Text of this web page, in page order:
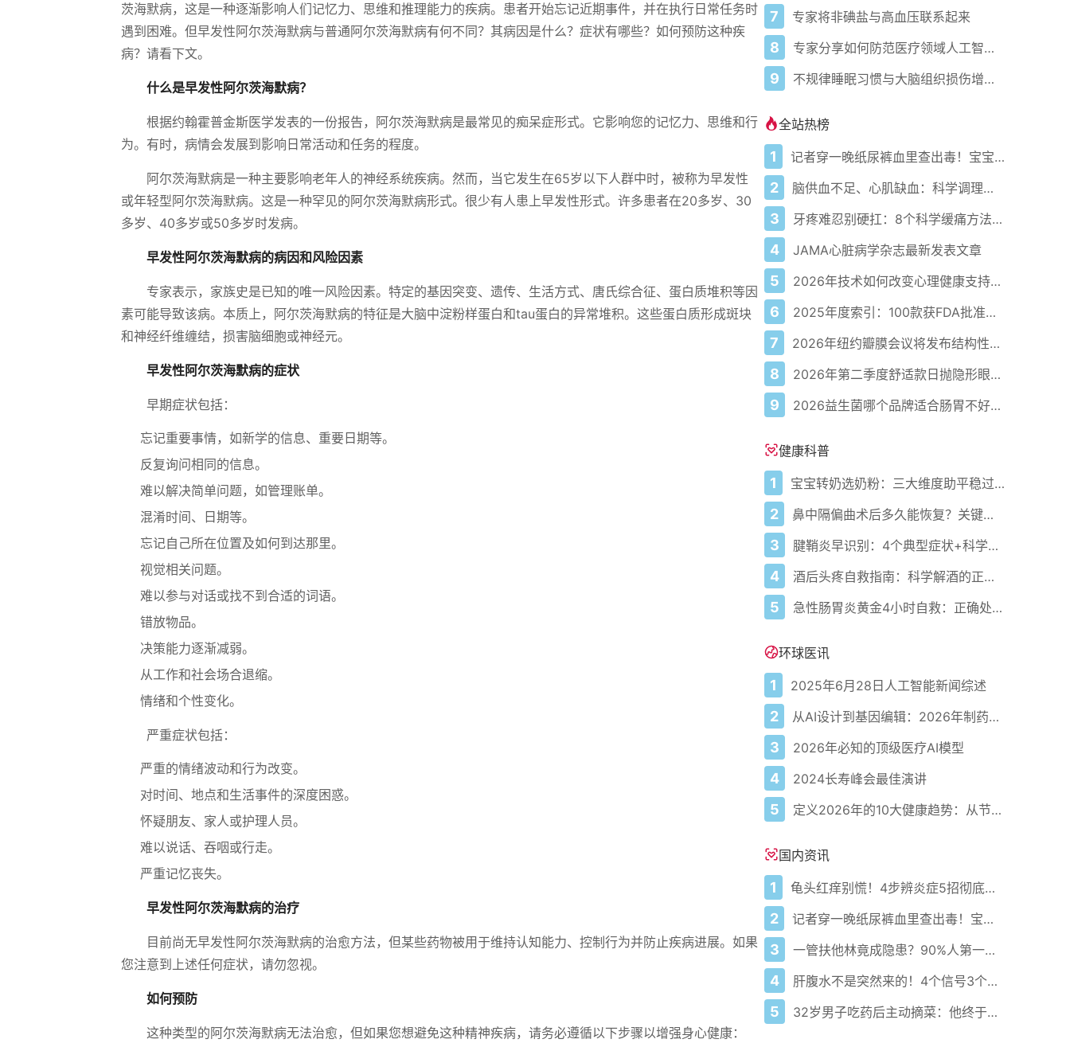
茨海默病，这是一种逐渐影响人们记忆力、思维和推理能力的疾病。患者开始忘记近期事件，并在执行日常任务时
遇到困难。但早发性阿尔茨海默病与普通阿尔茨海默病有何不同？其病因是什么？症状有哪些？如何预防这种疾
病？请看下文。
什么是早发性阿尔茨海默病？
根据约翰霍普金斯医学发表的一份报告，阿尔茨海默病是最常见的痴呆症形式。它影响您的记忆力、思维和行
为。有时，病情会发展到影响日常活动和任务的程度。
阿尔茨海默病是一种主要影响老年人的神经系统疾病。然而，当它发生在65岁以下人群中时，被称为早发性
或年轻型阿尔茨海默病。这是一种罕见的阿尔茨海默病形式。很少有人患上早发性形式。许多患者在20多岁、30
多岁、40多岁或50多岁时发病。
早发性阿尔茨海默病的病因和风险因素
专家表示，家族史是已知的唯一风险因素。特定的基因突变、遗传、生活方式、唐氏综合征、蛋白质堆积等因
素可能导致该病。本质上，阿尔茨海默病的特征是大脑中淀粉样蛋白和tau蛋白的异常堆积。这些蛋白质形成斑块
和神经纤维缠结，损害脑细胞或神经元。
早发性阿尔茨海默病的症状
早期症状包括：
忘记重要事情，如新学的信息、重要日期等。
反复询问相同的信息。
难以解决简单问题，如管理账单。
混淆时间、日期等。
忘记自己所在位置及如何到达那里。
视觉相关问题。
难以参与对话或找不到合适的词语。
错放物品。
决策能力逐渐减弱。
从工作和社会场合退缩。
情绪和个性变化。
严重症状包括：
严重的情绪波动和行为改变。
对时间、地点和生活事件的深度困惑。
怀疑朋友、家人或护理人员。
难以说话、吞咽或行走。
严重记忆丧失。
早发性阿尔茨海默病的治疗
目前尚无早发性阿尔茨海默病的治愈方法，但某些药物被用于维持认知能力、控制行为并防止疾病进展。如果
您注意到上述任何症状，请勿忽视。
如何预防
这种类型的阿尔茨海默病无法治愈，但如果您想避免这种精神疾病，请务必遵循以下步骤以增强身心健康：
7 专家将非碘盐与高血压联系起来
8 专家分享如何防范医疗领域人工智能的负面影响
9 不规律睡眠习惯与大脑组织损伤增加相关
全站热榜
1 记者穿一晚纸尿裤血里查出毒！宝宝血液浓度竟是成人的5倍？
2 脑供血不足、心肌缺血：科学调理全攻略
3 牙疼难忍别硬扛：8个科学缓痛方法收好
4 JAMA心脏病学杂志最新发表文章
5 2026年技术如何改变心理健康支持的获取方式
6 2025年度索引：100款获FDA批准的AI驱动医疗设备
7 2026年纽约瓣膜会议将发布结构性心脏病最新研究成果
8 2026年第二季度舒适款日抛隐形眼镜推荐，优瞳主打长效佩戴体验
9 2026益生菌哪个品牌适合肠胃不好的人，常年饱受肠胃病痛看过来，梳理实用十大品牌
健康科普
1 宝宝转奶选奶粉：三大维度助平稳过渡
2 鼻中隔偏曲术后多久能恢复？关键看这几点
3 腱鞘炎早识别：4个典型症状+科学应对，避免关节卡壳
4 酒后头疼自救指南：科学解酒的正确打开方式
5 急性肠胃炎黄金4小时自救：正确处置与误区避坑关键
环球医讯
1 2025年6月28日人工智能新闻综述
2 从AI设计到基因编辑：2026年制药领域重大突破
3 2026年必知的顶级医疗AI模型
4 2024长寿峰会最佳演讲
5 定义2026年的10大健康趋势：从节律健康到冷热交替疗法
国内资讯
1 龟头红痒别慌！4步辨炎症5招彻底防复发
2 记者穿一晚纸尿裤血里查出毒！宝宝血液浓度竟是成人的5倍？
3 一管扶他林竟成隐患？90%人第一步就错了！
4 肝腹水不是突然来的！4个信号3个管理要点别等肚子鼓起来
5 32岁男子吃药后主动摘菜：他终于活过来了？